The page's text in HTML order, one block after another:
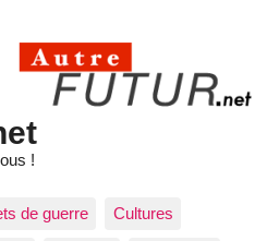
!
de guerre Cultures